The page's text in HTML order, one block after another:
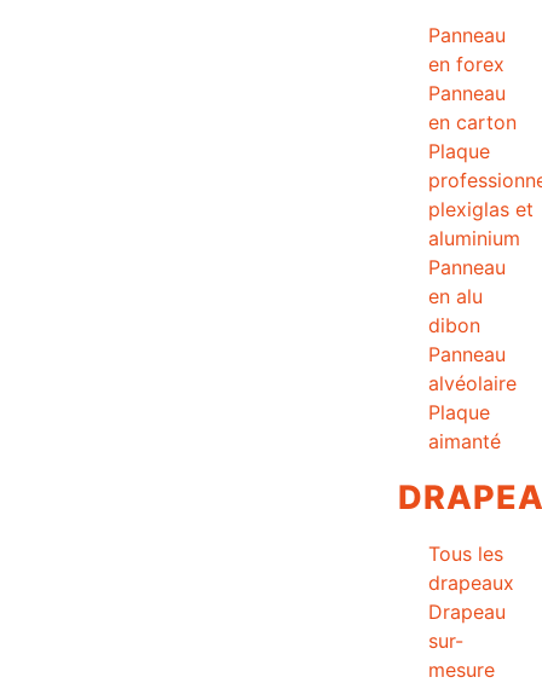
Panneau
en forex
Panneau
en carton
Plaque
plexiglas et
aluminium
Panneau
en alu
dibon
Panneau
alvéolaire
Plaque
aimanté
Tous les
drapeaux
Drapeau
sur-
mesure